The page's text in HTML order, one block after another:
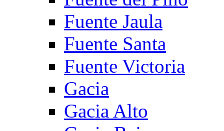
Fuente Jaula
Fuente Santa
Fuente Victoria
Gacia
Gacia Alto